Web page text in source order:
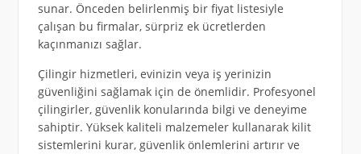
sunar. Önceden belirlenmiş bir fiyat listesiyle
çalışan bu firmalar, sürpriz ek ücretlerden
kaçınmanızı sağlar.
Çilingir hizmetleri, evinizin veya iş yerinizin
güvenliğini sağlamak için de önemlidir. Profesyonel
çilingirler, güvenlik konularında bilgi ve deneyime
sahiptir. Yüksek kaliteli malzemeler kullanarak kilit
sistemlerini kurar, güvenlik önlemlerini artırır ve